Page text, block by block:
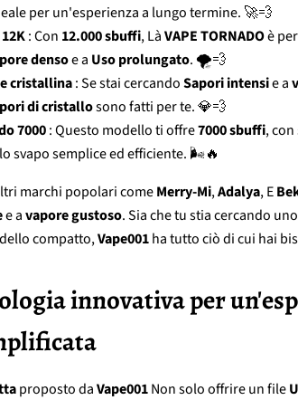
per un'esperienza a lungo termine. 🚀💨
: Con 12.000 sbuffi, LàVAPE TORNADOè
densoe a Uso prolungato. 🌪️💨
cristallina: Se stai cercandoSapori intensie a
di cristallosono fatti per te. 💎💨
7000: Questo modello ti offre7000 sbuffi,
svapo semplice ed efficiente. 🌬️🔥
marchi popolari comeMerry-Mi,Adalya, E
e avapore gustoso. Sia che tu stia cercando
compatto,Vape001ha tutto ciò di cui hai
innovativa per
proposto daVape001Non solo offrire un file